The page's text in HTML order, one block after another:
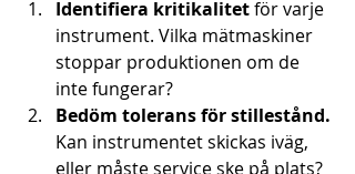
Identifiera kritikalitet för varje
instrument. Vilka mätmaskiner
stoppar produktionen om de
inte fungerar?
Bedöm tolerans för stillestånd.
Kan instrumentet skickas iväg,
eller måste service ske på plats?